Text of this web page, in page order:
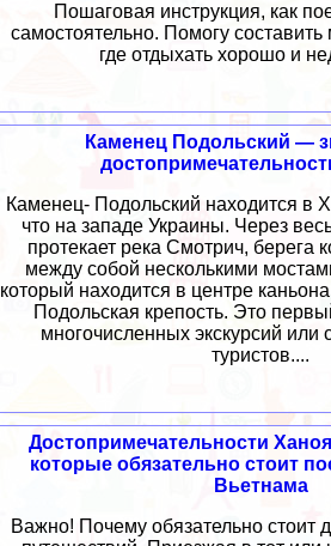
Пошаговая инструкция, как
самостоятельно. Помогу
где отдыхать хорошо и
Каменец Подольский —
Каменец- Подольский находится в
что на западе Украины. Через
протекает река Смотрич, берега
между собой несколькими
который находится в центре
Подольская крепость. Это
многочисленных экскурсий или
туристов....
Достопримечательности
которые обязательно стоит
Вьетнама
Важно! Почему обязательно стоит